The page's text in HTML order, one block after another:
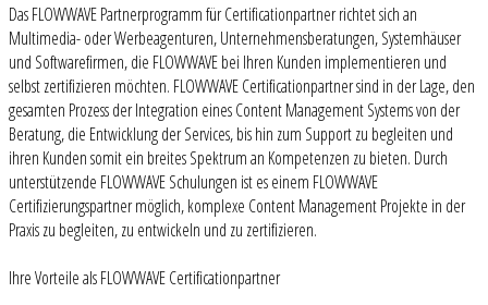
Das FLOWWAVE Partnerprogramm für Certificationpartner richtet sich an
Multimedia- oder Werbeagenturen, Unternehmensberatungen, Systemhäuser
und Softwarefirmen, die FLOWWAVE bei Ihren Kunden implementieren und
selbst zertifizieren möchten. FLOWWAVE Certificationpartner sind in der Lage, den
gesamten Prozess der Integration eines Content Management Systems von der
Beratung, die Entwicklung der Services, bis hin zum Support zu begleiten und
ihren Kunden somit ein breites Spektrum an Kompetenzen zu bieten. Durch
unterstützende FLOWWAVE Schulungen ist es einem FLOWWAVE
Certifizierungspartner möglich, komplexe Content Management Projekte in der
Praxis zu begleiten, zu entwickeln und zu zertifizieren.
Ihre Vorteile als FLOWWAVE Certificationpartner